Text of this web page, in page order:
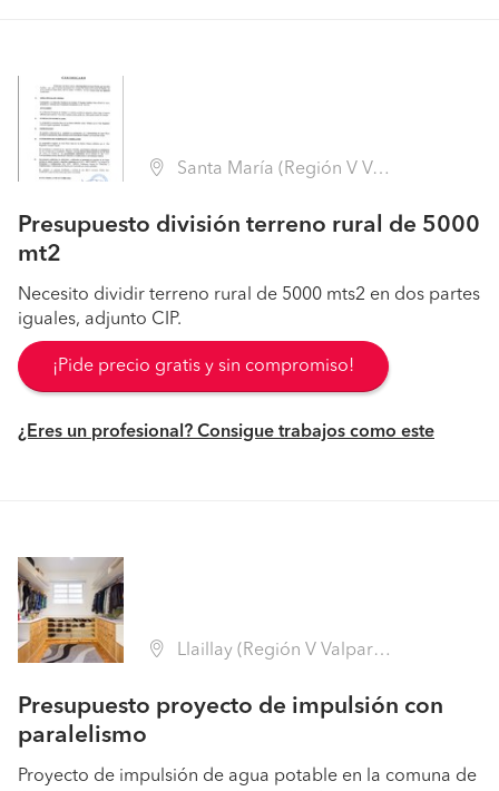
Santa María (Región V Valparaíso - San Felipe de Aconcagua)
Presupuesto división terreno rural de 5000
mt2
Necesito dividir terreno rural de 5000 mts2 en dos partes
iguales, adjunto CIP.
¡Pide precio gratis y sin compromiso!
¿Eres un profesional? Consigue trabajos como este
Llaillay (Región V Valparaíso - San Felipe de Aconcagua)
Presupuesto proyecto de impulsión con
paralelismo
Proyecto de impulsión de agua potable en la comuna de